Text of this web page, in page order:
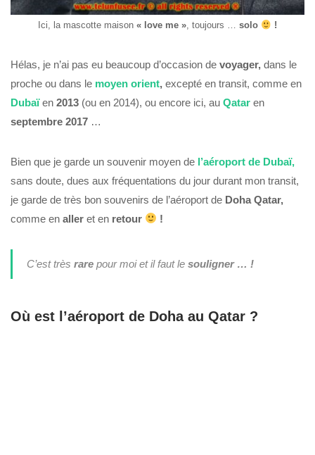
Ici, la mascotte maison « love me », toujours … solo !
Hélas, je n’ai pas eu beaucoup d’occasion de voyager, dans le
proche ou dans le moyen orient, excepté en transit, comme en
Dubaï en 2013 (ou en 2014), ou encore ici, au Qatar en
septembre 2017 …
Bien que je garde un souvenir moyen de l’aéroport de Dubaï,
sans doute, dues aux fréquentations du jour durant mon transit,
je garde de très bon souvenirs de l’aéroport de Doha Qatar,
comme en aller et en retour !
C’est très rarepour moi et il faut le souligner … !
Où est l’aéroport de Doha au Qatar ?